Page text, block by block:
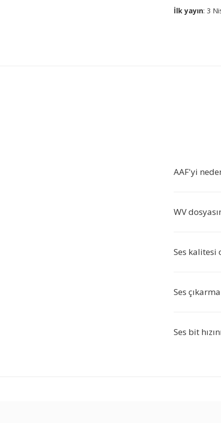
İlk yayın: 3
AAF'yi
WV
Ses kalitesi
Ses
Ses bit